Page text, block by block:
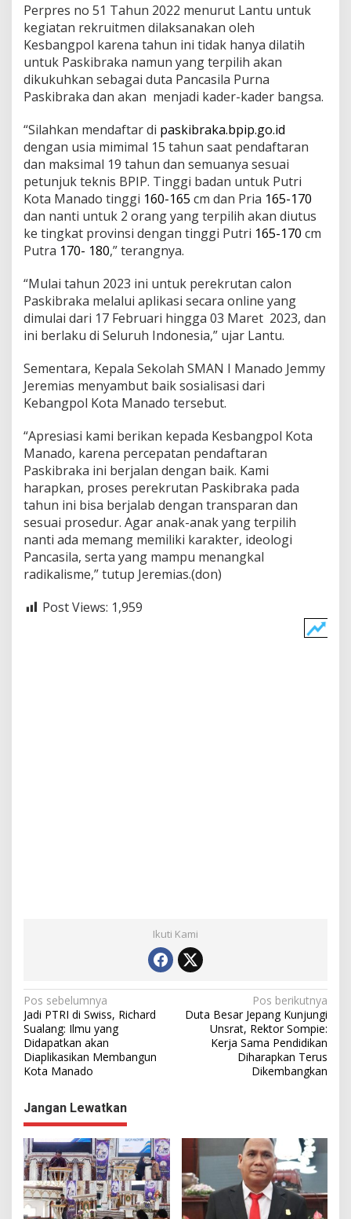
Perpres no 51 Tahun 2022 menurut Lantu untuk
kegiatan rekruitmen dilaksanakan oleh
Kesbangpol karena tahun ini tidak hanya dilatih
untuk Paskibraka namun yang terpilih akan
dikukuhkan sebagai duta Pancasila Purna
Paskibraka dan akan menjadi kader-kader bangsa.
“Silahkan mendaftar di paskibraka.bpip.go.id
dengan usia mimimal 15 tahun saat pendaftaran
dan maksimal 19 tahun dan semuanya sesuai
petunjuk teknis BPIP. Tinggi badan untuk Putri
Kota Manado tinggi 160-165 cm dan Pria 165-170
dan nanti untuk 2 orang yang terpilih akan diutus
ke tingkat provinsi dengan tinggi Putri 165-170 cm
Putra 170- 180,” terangnya.
“Mulai tahun 2023 ini untuk perekrutan calon
Paskibraka melalui aplikasi secara online yang
dimulai dari 17 Februari hingga 03 Maret 2023, dan
ini berlaku di Seluruh Indonesia,” ujar Lantu.
Sementara, Kepala Sekolah SMAN I Manado Jemmy
Jeremias menyambut baik sosialisasi dari
Kebangpol Kota Manado tersebut.
“Apresiasi kami berikan kepada Kesbangpol Kota
Manado, karena percepatan pendaftaran
Paskibraka ini berjalan dengan baik. Kami
harapkan, proses perekrutan Paskibraka pada
tahun ini bisa berjalab dengan transparan dan
sesuai prosedur. Agar anak-anak yang terpilih
nanti ada memang memiliki karakter, ideologi
Pancasila, serta yang mampu menangkal
radikalisme,” tutup Jeremias.(don)
Post Views: 1,959
Ikuti Kami
N
a
v
i
a
s
i
p
o
Pos sebelumnya
Jadi PTRI di Swiss, Richard
Sualang: Ilmu yang
Didapatkan akan
Diaplikasikan Membangun
Kota Manado
Pos berikutnya
Duta Besar Jepang Kunjungi
Unsrat, Rektor Sompie:
Kerja Sama Pendidikan
Diharapkan Terus
Dikembangkan
Jangan Lewatkan